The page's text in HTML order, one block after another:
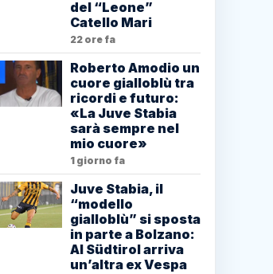
del “Leone”
Catello Mari
22 ore fa
Roberto Amodio un
cuore gialloblù tra
ricordi e futuro:
«La Juve Stabia
sarà sempre nel
mio cuore»
1 giorno fa
Juve Stabia, il
“modello
gialloblù” si sposta
in parte a Bolzano:
Al Südtirol arriva
un’altra ex Vespa